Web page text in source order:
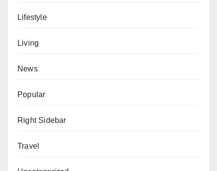
Lifestyle
Living
News
Popular
Right Sidebar
Travel